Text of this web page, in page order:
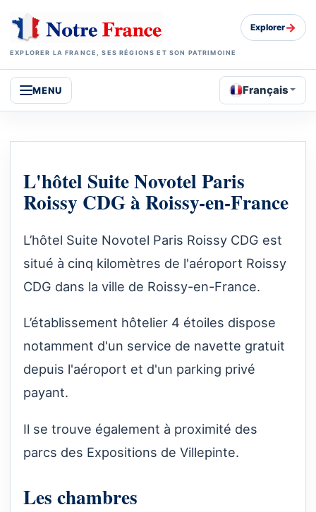
EXPLORER LA FRANCE, SES RÉGIONS ET SON PATRIMOINE
Explorer→
MENU Français
L'hôtel Suite Novotel Paris
Roissy CDG à Roissy-en-France
L’hôtel Suite Novotel Paris Roissy CDG est
situé à cinq kilomètres de l'aéroport Roissy
CDG dans la ville de Roissy-en-France.
L’établissement hôtelier 4 étoiles dispose
notamment d'un service de navette gratuit
depuis l'aéroport et d'un parking privé
payant.
Il se trouve également à proximité des
parcs des Expositions de Villepinte.
Les chambres